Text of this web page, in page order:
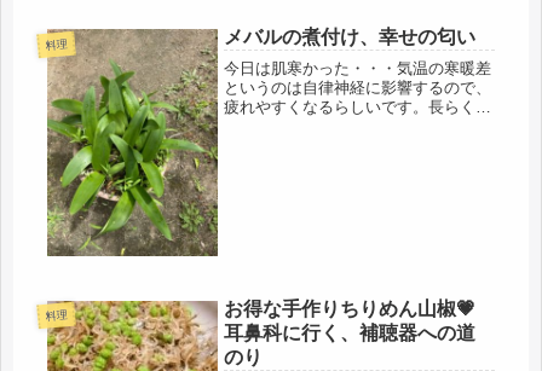
に、なんでわざわざ、腹いせにマヨネ
ーズなんて撒くわけないやろ」「あれ
は、...
料理 メバルの煮付け、幸せの匂い
今日は肌寒かった・・・気温の寒暖差
というのは自律神経に影響するので、
疲れやすくなるらしいです。長らく都
料理
お得な手作りちりめん山椒💗
耳鼻科に行く、補聴器への道
のり